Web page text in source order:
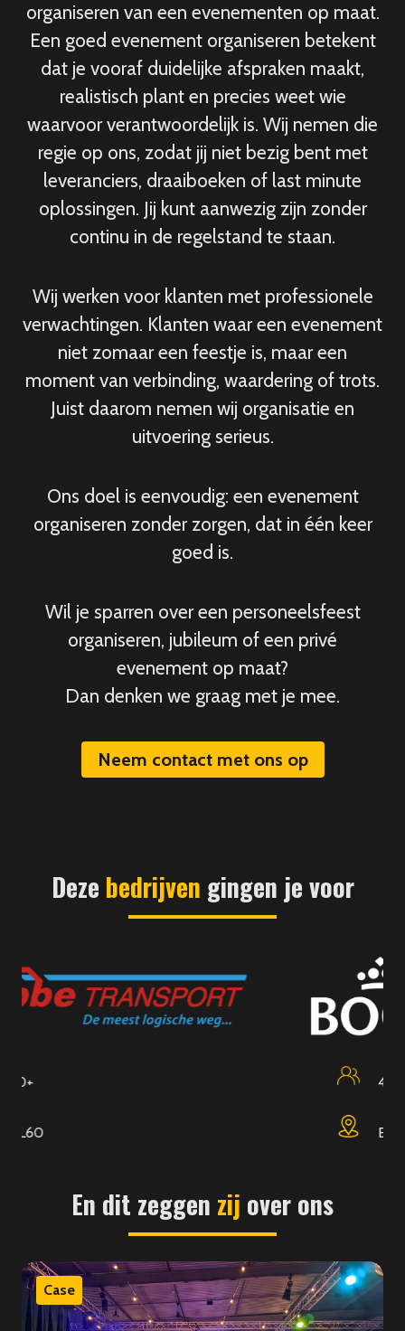
organiseren van een evenementen op maat.
Een goed evenement organiseren betekent
dat je vooraf duidelijke afspraken maakt,
realistisch plant en precies weet wie
waarvoor verantwoordelijk is. Wij nemen die
regie op ons, zodat jij niet bezig bent met
leveranciers, draaiboeken of last minute
oplossingen. Jij kunt aanwezig zijn zonder
continu in de regelstand te staan.
Wij werken voor klanten met professionele
verwachtingen. Klanten waar een evenement
niet zomaar een feestje is, maar een
moment van verbinding, waardering of trots.
Juist daarom nemen wij organisatie en
uitvoering serieus.
Ons doel is eenvoudig: een evenement
organiseren zonder zorgen, dat in één keer
goed is.
Wil je sparren over een personeelsfeest
organiseren, jubileum of een privé
evenement op maat?
Dan denken we graag met je mee.
Neem contact met ons op
Deze bedrijven gingen je voor
En dit zeggen zij over ons
Case